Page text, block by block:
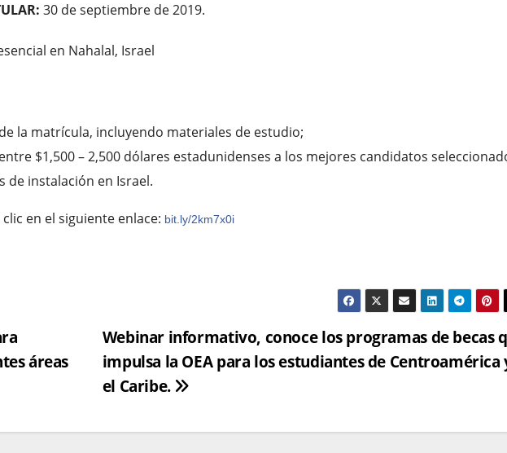
30 de septiembre de 2019.
en Nahalal, Israel
la matrícula, incluyendo materiales de estudio;
$1,500 – 2,500 dólares estadunidenses a los mejores candidatos
de instalación en Israel.
en el siguiente enlace: bit.ly/2km7x0i
Webinar informativo, conoce los programas de becas
impulsa la OEA para los estudiantes de Centroamérica
el Caribe.
áreas